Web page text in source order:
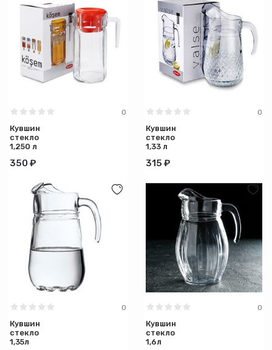
0
Кувшин
стекло
1,250 л
красная
350 ₽
0
Кувшин
стекло
1,33 л
крышки
315 ₽
0
Кувшин
стекло
1,35л
0
Кувшин
стекло
1,6л